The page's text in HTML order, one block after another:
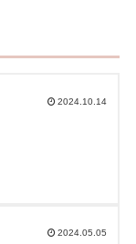
2024.10.14
2024.05.05